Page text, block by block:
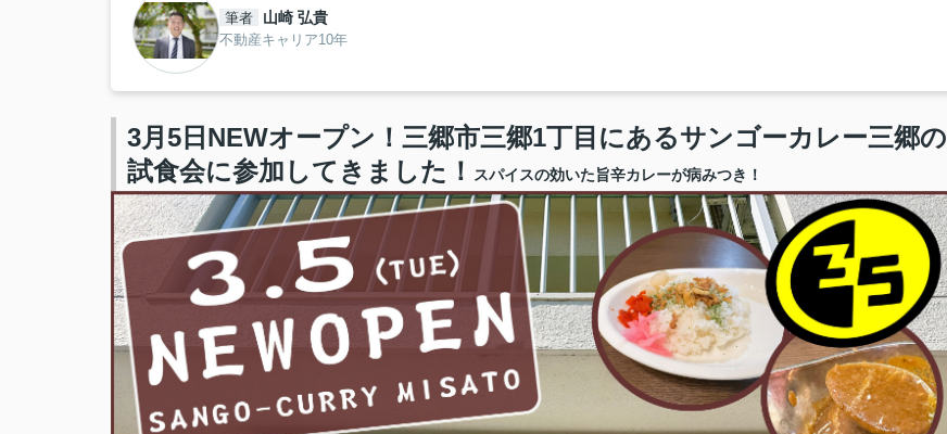
筆者 山崎 弘貴
不動産キャリア10年
3月5日NEWオープン！三郷市三郷1丁目にあるサンゴーカレー三郷の
試食会に参加してきました！
スパイスの効いた旨辛カレーが病みつき！